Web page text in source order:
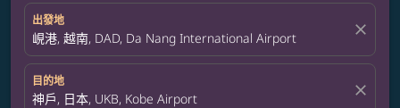
出發地
峴港, 越南, DAD, Da Nang International Airport close
目的地
神戶, 日本, UKB, Kobe Airport close